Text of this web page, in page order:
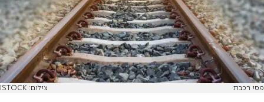
פסי רכבת צילום: ISTOCK